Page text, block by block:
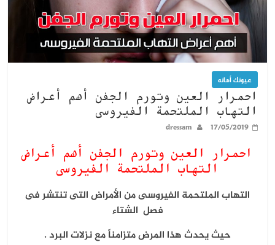
عيونك أمانه
احمرار العين وتورم الجفن أهم أعراض
التهاب الملتحمة الفيروسى
17/05/2019
dressam
احمرار العين وتورم الجفن أهم أعراض
التهاب الملتحمة الفيروسى
التهاب الملتحمة الفيروسى من الأمراض التى تنتشر فى
فصل الشتاء
حيث يحدث هذا المرض متزامناً مع نزلات البرد .